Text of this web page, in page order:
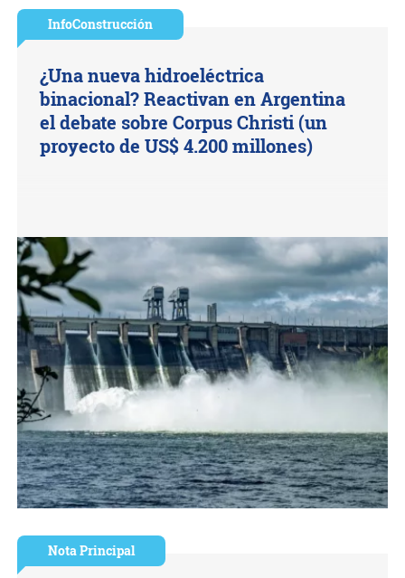
InfoConstrucción
¿Una nueva hidroeléctrica
binacional? Reactivan en Argentina
el debate sobre Corpus Christi (un
proyecto de US$ 4.200 millones)
Nota Principal